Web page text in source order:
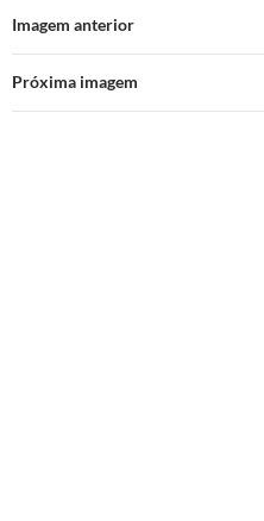
Imagem anterior
Próxima imagem